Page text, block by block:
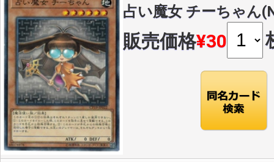
占い魔女 チーちゃん
販売価格¥30